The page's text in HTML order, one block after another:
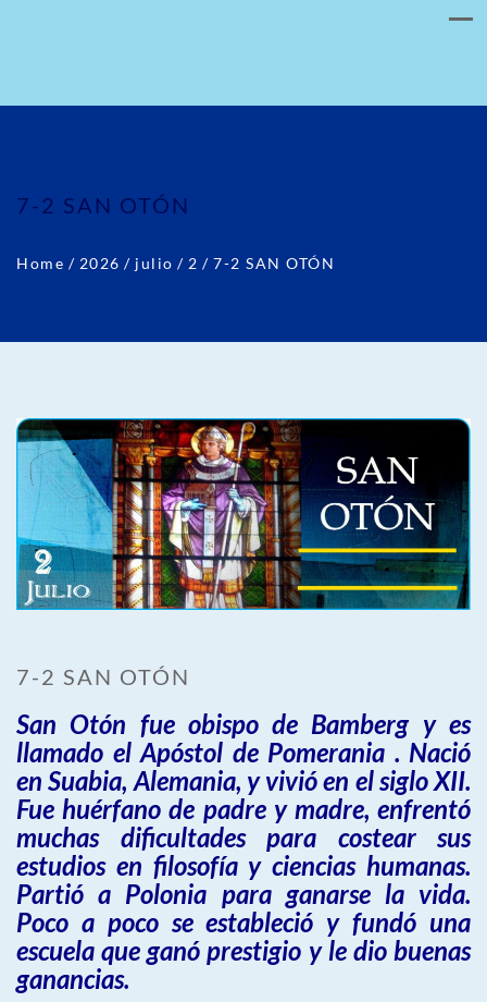
7-2 SAN OTÓN
Home / 2026 / julio / 2 / 7-2 SAN OTÓN
7-2 SAN OTÓN
San Otón fue obispo de Bamberg y es
llamado el Apóstol de Pomerania . Nació
en Suabia, Alemania, y vivió en el siglo XII.
Fue huérfano de padre y madre, enfrentó
muchas dificultades para costear sus
estudios en filosofía y ciencias humanas.
Partió a Polonia para ganarse la vida.
Poco a poco se estableció y fundó una
escuela que ganó prestigio y le dio buenas
ganancias.